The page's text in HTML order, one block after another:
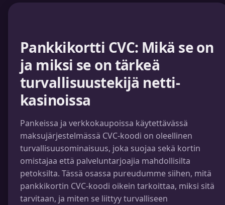
Pankkikortti CVC: Mikä se on
ja miksi se on tärkeä
turvallisuustekijä netti-
kasinoissa
Pankeissa ja verkkokaupoissa käytettävässä
maksujärjestelmässä CVC-koodi on oleellinen
turvallisuusominaisuus, joka suojaa sekä kortin
omistajaa että palveluntarjoajia mahdollisilta
petoksilta. Tässä osassa pureudumme siihen, mitä
pankkikortin CVC-koodi oikein tarkoittaa, miksi sitä
tarvitaan, ja miten se liittyy turvalliseen